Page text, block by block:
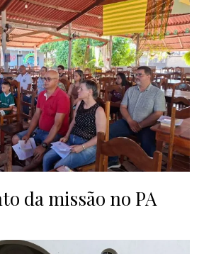
da missão no PA